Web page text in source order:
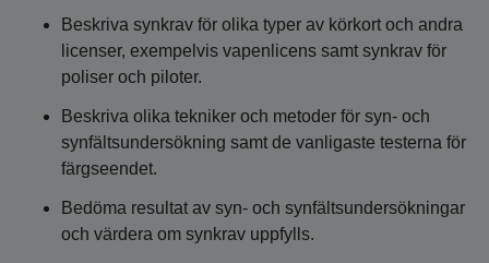
Beskriva synkrav för olika typer av körkort och andra
licenser, exempelvis vapenlicens samt synkrav för
poliser och piloter.
Beskriva olika tekniker och metoder för syn- och
synfältsundersökning samt de vanligaste testerna för
färgseendet.
Bedöma resultat av syn- och synfältsundersökningar
och värdera om synkrav uppfylls.